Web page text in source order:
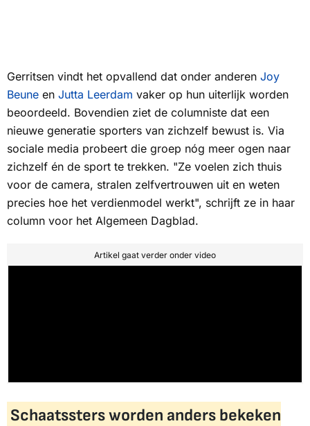
Gerritsen vindt het opvallend dat onder anderen Joy
Beune en Jutta Leerdam vaker op hun uiterlijk worden
beoordeeld. Bovendien ziet de columniste dat een
nieuwe generatie sporters van zichzelf bewust is. Via
sociale media probeert die groep nóg meer ogen naar
zichzelf én de sport te trekken. "Ze voelen zich thuis
voor de camera, stralen zelfvertrouwen uit en weten
precies hoe het verdienmodel werkt", schrijft ze in haar
column voor het Algemeen Dagblad.
Artikel gaat verder onder video
Schaatssters worden anders bekeken